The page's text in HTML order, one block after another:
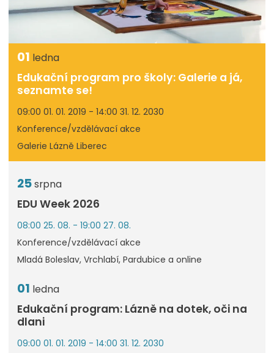
01 ledna
Edukační program pro školy: Galerie a já,
seznamte se!
09:00 01. 01. 2019 - 14:00 31. 12. 2030
Konference/vzdělávací akce
Galerie Lázně Liberec
25srpna
EDU Week 2026
08:00 25. 08. - 19:00 27. 08.
Konference/vzdělávací akce
Mladá Boleslav, Vrchlabí, Pardubice a online
01 ledna
Edukační program: Lázně na dotek, oči na
dlani
09:00 01. 01. 2019 - 14:00 31. 12. 2030